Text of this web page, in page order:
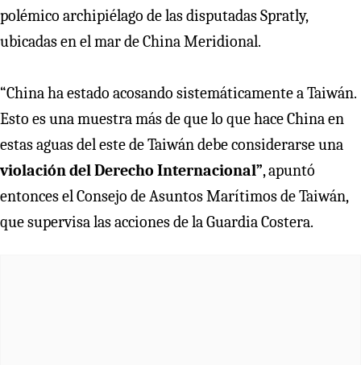
polémico archipiélago de las disputadas Spratly,
ubicadas en el mar de China Meridional.
“China ha estado acosando sistemáticamente a Taiwán.
Esto es una muestra más de que lo que hace China en
estas aguas del este de Taiwán debe considerarse una
violación del Derecho Internacional”, apuntó
entonces el Consejo de Asuntos Marítimos de Taiwán,
que supervisa las acciones de la Guardia Costera.